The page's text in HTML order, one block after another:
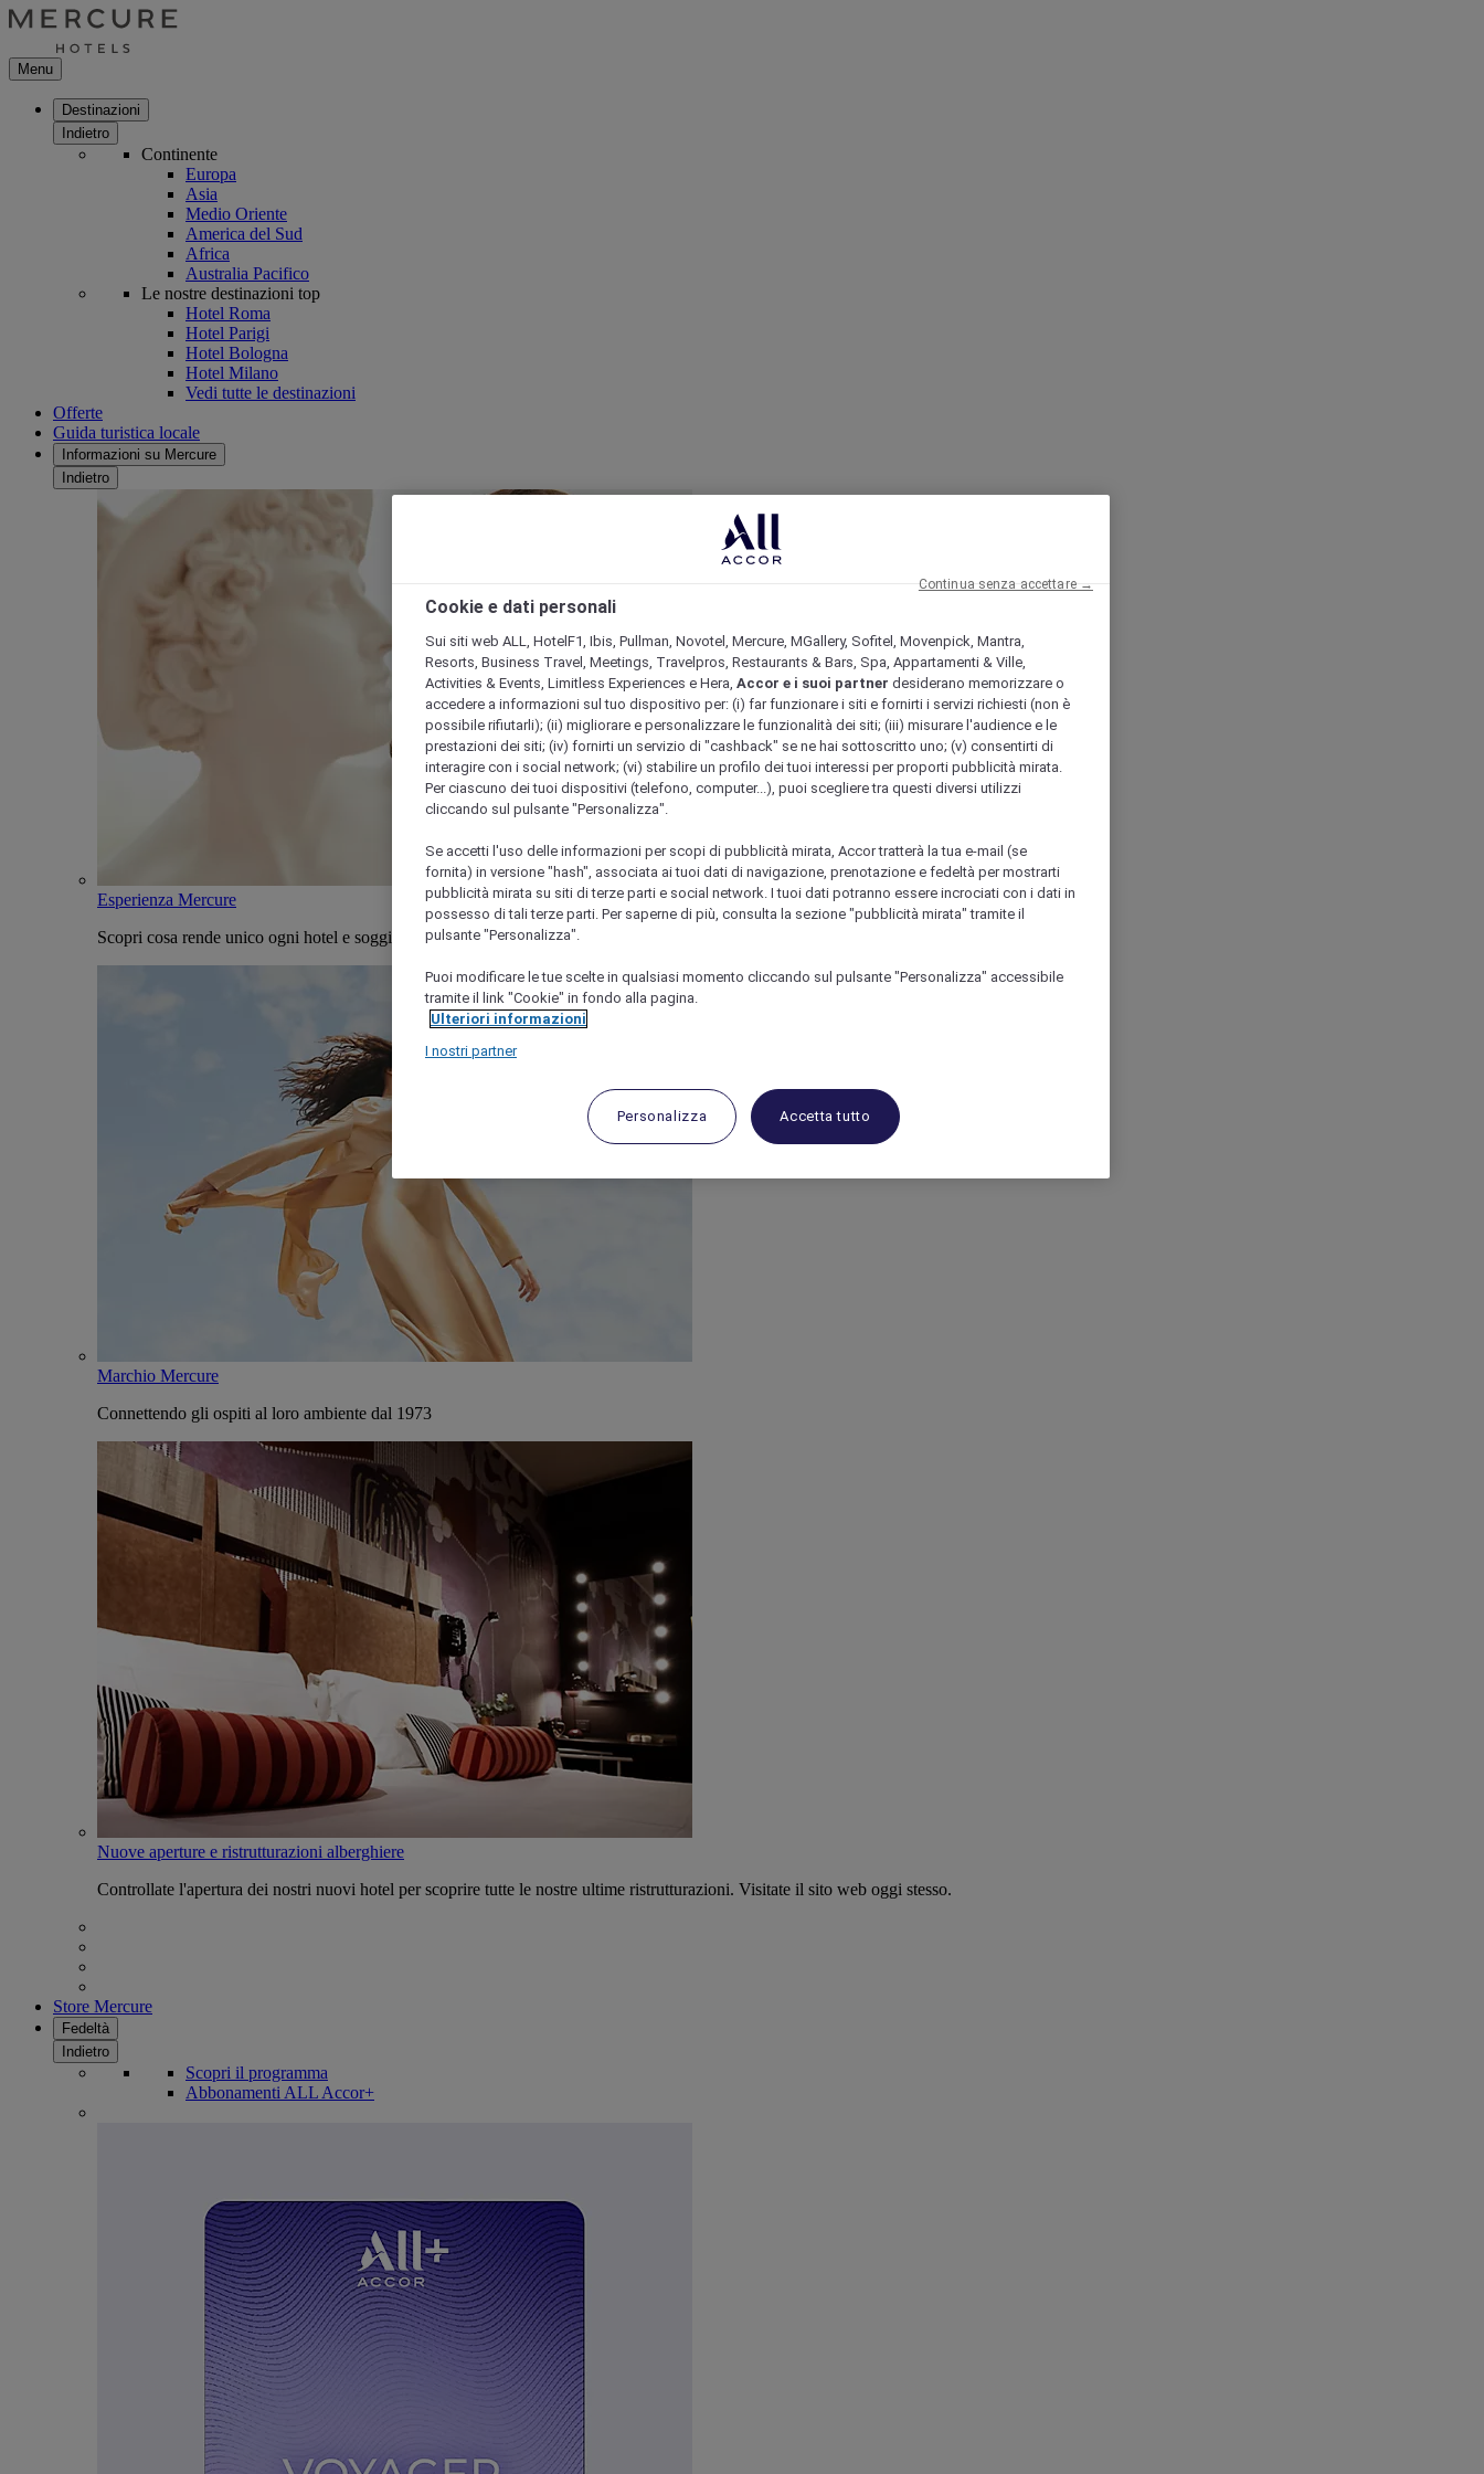
Menu
Destinazioni
Indietro
Continente
Europa
Asia
Medio Oriente
America del Sud
Africa
Australia Pacifico
Le nostre destinazioni top
Hotel Roma
Hotel Parigi
Hotel Bologna
Hotel Milano
Vedi tutte le destinazioni
Offerte
Guida turistica locale
Informazioni su Mercure
Indietro
Esperienza Mercure
Scopri cosa rende unico ogni hotel e soggiorno Mercure
Marchio Mercure
Connettendo gli ospiti al loro ambiente dal 1973
Nuove aperture e ristrutturazioni alberghiere
Controllate l'apertura dei nostri nuovi hotel per scoprire tutte le nostre ultime ristrutturazioni. Visitate il sito web oggi stesso.
Store Mercure
Fedeltà
Indietro
Scopri il programma
Abbonamenti ALL Accor+
Cookie e dati personali
Sui siti web ALL, HotelF1, Ibis, Pullman, Novotel, Mercure, MGallery, Sofitel, Movenpick, Mantra,
Resorts, Business Travel, Meetings, Travelpros, Restaurants & Bars, Spa, Appartamenti & Ville,
Activities & Events, Limitless Experiences e Hera, Accor e i suoi partner desiderano memorizzare o
accedere a informazioni sul tuo dispositivo per: (i) far funzionare i siti e fornirti i servizi richiesti (non è
possibile rifiutarli); (ii) migliorare e personalizzare le funzionalità dei siti; (iii) misurare l'audience e le
prestazioni dei siti; (iv) fornirti un servizio di "cashback" se ne hai sottoscritto uno; (v) consentirti di
interagire con i social network; (vi) stabilire un profilo dei tuoi interessi per proporti pubblicità mirata.
Per ciascuno dei tuoi dispositivi (telefono, computer...), puoi scegliere tra questi diversi utilizzi
cliccando sul pulsante "Personalizza".
Se accetti l'uso delle informazioni per scopi di pubblicità mirata, Accor tratterà la tua e-mail (se
fornita) in versione "hash", associata ai tuoi dati di navigazione, prenotazione e fedeltà per mostrarti
pubblicità mirata su siti di terze parti e social network. I tuoi dati potranno essere incrociati con i dati in
possesso di tali terze parti. Per saperne di più, consulta la sezione "pubblicità mirata" tramite il
pulsante "Personalizza".
Puoi modificare le tue scelte in qualsiasi momento cliccando sul pulsante "Personalizza" accessibile
tramite il link "Cookie" in fondo alla pagina.
Ulteriori informazioni
I nostri partner
Personalizza Accetta tutto
Continua senza accettare →